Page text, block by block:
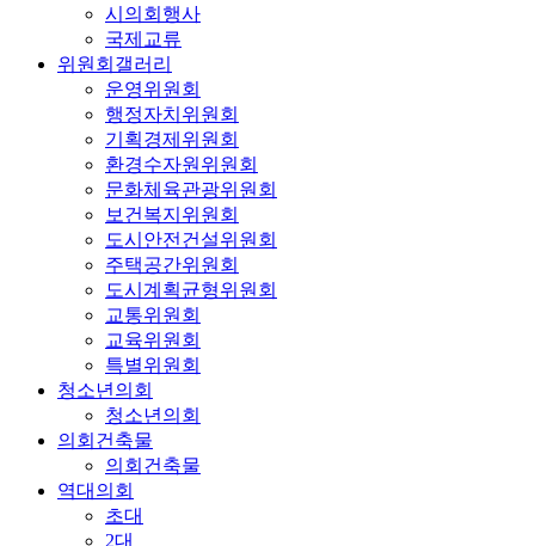
시의회행사
국제교류
위원회갤러리
운영위원회
행정자치위원회
기획경제위원회
환경수자원위원회
문화체육관광위원회
보건복지위원회
도시안전건설위원회
주택공간위원회
도시계획균형위원회
교통위원회
교육위원회
특별위원회
청소년의회
청소년의회
의회건축물
의회건축물
역대의회
초대
2대